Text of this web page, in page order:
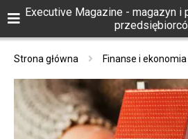
Executive Magazine - magazyn i
Strona główna Finanse i ekonomia